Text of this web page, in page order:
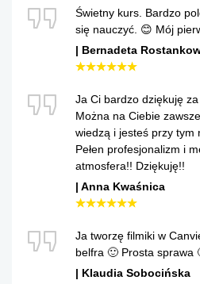
Świetny kurs. Bardzo
się nauczyć. 😊 Mój
Bernadeta
☆☆☆☆☆☆
★★★★★★
Ja Ci bardzo dziękuję za
Można na Ciebie
wiedzą i jesteś przy tym
Pełen profesjonalizm i
atmosfera!! Dziękuję!!
Anna Kwaśnica
☆☆☆☆☆☆
★★★★★★
Ja tworzę filmiki w
belfra 🙂 Prosta sprawa
Klaudia Sobocińska